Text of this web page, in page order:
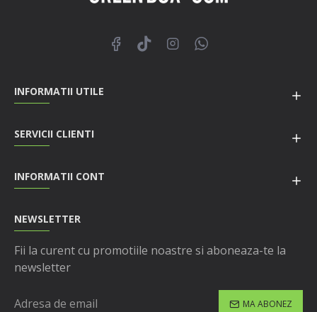
INFORMATII UTILE
SERVICII CLIENTI
INFORMATII CONT
NEWSLETTER
Fii la curent cu promotiile noastre si aboneaza-te la
newsletter
MA ABONEZ